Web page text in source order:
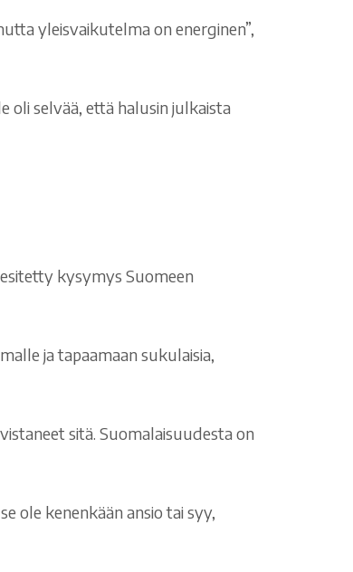
yleisvaikutelma on energinen”,
oli selvää, että halusin julkaista
kysymys Suomeen
ja tapaamaan sukulaisia,
sitä. Suomalaisuudesta on
ole kenenkään ansio tai syy,